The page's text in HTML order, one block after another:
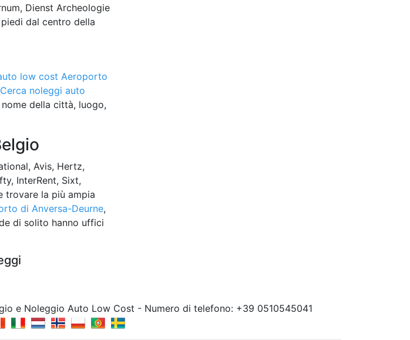
Dienst Archeologie
dal centro della
low cost Aeroporto
Cerca noleggi auto
della città, luogo,
Avis, Hertz,
InterRent, Sixt,
trovare la più ampia
di Anversa-Deurne,
di solito hanno uffici
e Noleggio Auto Low Cost - Numero di telefono: +39 0510545041